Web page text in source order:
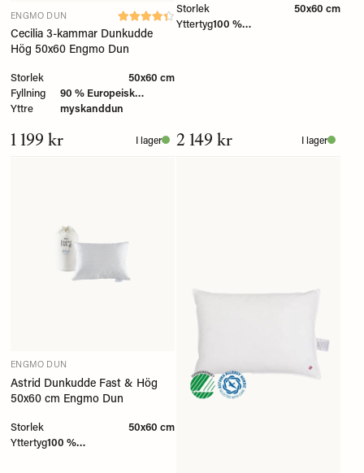
ENGMO DUN
Cecilia 3-kammar Dunkudde
Hög 50x60 Engmo Dun
Storlek
50x60 cm
Fyllning
Yttre
90 % Europeisk
myskanddun
1 199 kr I lager
Storlek
50x60 cm
Yttertyg100 %
2 149 kr I lager
ENGMO DUN
Astrid Dunkudde Fast & Hög
50x60 cm Engmo Dun
Storlek
50x60 cm
Yttertyg100 %